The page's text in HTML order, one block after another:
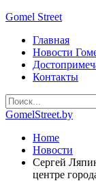
Gomel Street
Главная
Новости
Контакты
GomelStreet.by
Home
Новости
Сергей
центре